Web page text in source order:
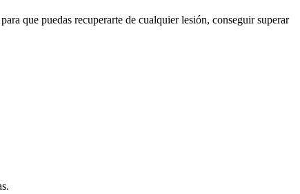
que puedas recuperarte de cualquier lesión, conseguir superar